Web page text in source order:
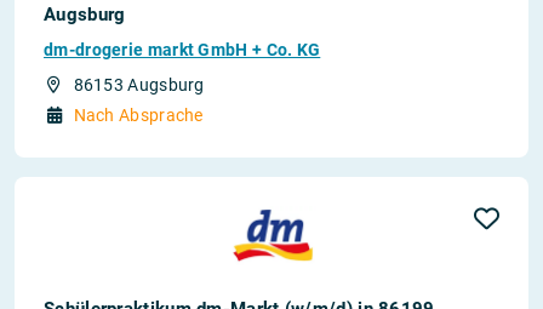
Augsburg
dm-drogerie markt GmbH + Co. KG
86153 Augsburg
Nach Absprache